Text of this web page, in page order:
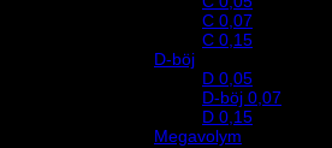
C 0,07
C 0,15
D-böj
D 0,05
D-böj 0,07
D 0,15
Megavolym